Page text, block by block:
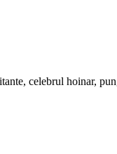
celebrul hoinar,